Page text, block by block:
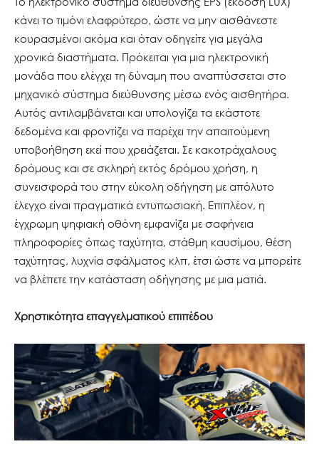
κάνει το τιμόνι ελαφρύτερο, ώστε να μην αισθάνεστε
κουρασμένοι ακόμα και όταν οδηγείτε για μεγάλα
χρονικά διαστήματα. Πρόκειται για μια ηλεκτρονική
μονάδα που ελέγχει τη δύναμη που αναπτύσσεται στο
μηχανικό σύστημα διεύθυνσης μέσω ενός αισθητήρα.
Αυτός αντιλαμβάνεται και υπολογίζει τα εκάστοτε
δεδομένα και φροντίζει να παρέχει την απαιτούμενη
υποβοήθηση εκεί που χρειάζεται. Σε κακοτράχαλους
δρόμους και σε σκληρή εκτός δρόμου χρήση, η
συνεισφορά του στην εύκολη οδήγηση με απόλυτο
έλεγχο είναι πραγματικά εντυπωσιακή. Επιπλέον, η
έγχρωμη ψηφιακή οθόνη εμφανίζει με σαφήνεια
πληροφορίες όπως ταχύτητα, στάθμη καυσίμου, θέση
ταχύτητας, λυχνία σφάλματος κλπ, έτσι ώστε να μπορείτε
να βλέπετε την κατάσταση οδήγησης με μια ματιά.
Χρηστικότητα επαγγελματικού επιπέδου